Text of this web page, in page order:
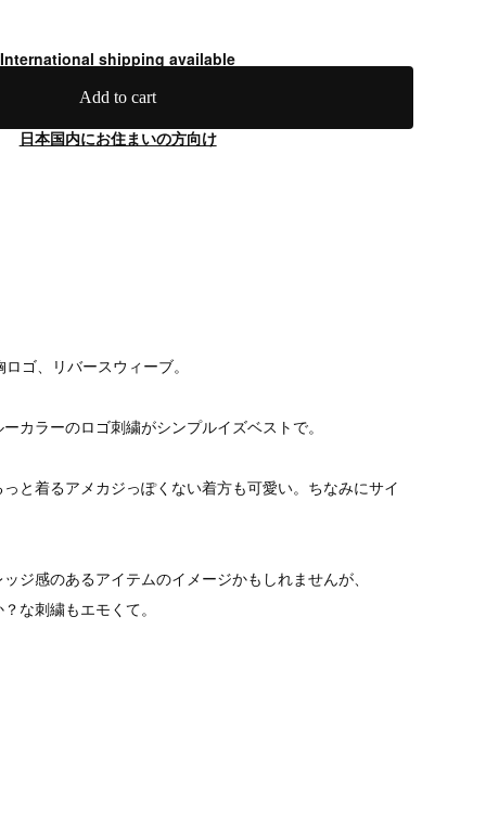
International shipping available
Add to cart
日本国内にお住まいの方向け
ゴ、リバースウィーブ。
カラーのロゴ刺繍がシンプルイズベストで。
と着るアメカジっぽくない着方も可愛い。ちなみにサイ
ジ感のあるアイテムのイメージかもしれませんが、
な刺繍もエモくて。